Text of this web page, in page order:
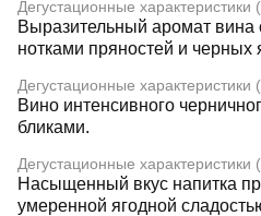
Дегустационные характеристики
Выразительный аромат вина
нотками пряностей и черных
Дегустационные характеристики
Вино интенсивного
бликами.
Дегустационные характеристики
Насыщенный вкус напитка
умеренной ягодной